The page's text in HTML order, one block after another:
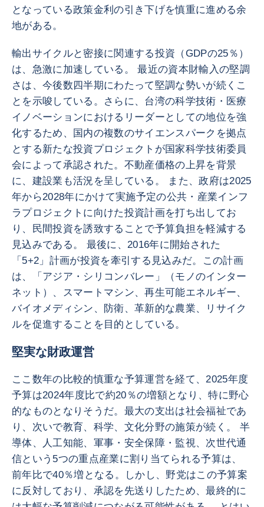
となっている政策金利の引き下げを慎重に進める余
地がある。
輸出サイクルと密接に関連する投資（GDPの25％）
は、急激に加速している。 最近の資本財輸入の堅調
さは、今後数四半期にわたって堅調な勢いが続くこ
とを示唆している。さらに、台湾の科学技術・医療
イノベーションにおけるリーダーとしての地位を強
化するため、国内の複数のサイエンスパークを拠点
とする新たな投資プロジェクトが国家科学技術委員
会によって承認された。不動産価格の上昇を背景
に、建設業も活況を呈している。 また、政府は2025
年から2028年にかけて実施予定の公共・産業インフ
ラプロジェクトに向けた投資計画を打ち出してお
り、民間投資を誘致することで予算負担を軽減する
見込みである。 最後に、2016年に開始された
「5+2」計画が投資を牽引する見込みだ。この計画
は、「アジア・シリコンバレー」（モノのインター
ネット）、スマートマシン、再生可能エネルギー、
バイオメディシン、防衛、革新的な農業、リサイク
ルを促進することを目的としている。
堅実な財政運営
ここ数年の比較的慎重な予算運営を経て、2025年度
予算は2024年度比で約20％の増額となり、特に野心
的なものとなりそうだ。最大の支出は社会福祉であ
り、次いで教育、科学、文化分野の施策が続く。 半
導体、人工知能、軍事・安全保障・監視、次世代通
信という5つの重点産業に割り当てられる予算は、
前年比で40％増となる。しかし、野党はこの予算案
に反対しており、承認を先送りしたため、最終的に